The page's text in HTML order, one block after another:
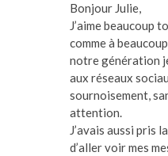
Bonjour Julie,
J’aime beaucoup
comme à
notre génération
aux réseaux
sournoisement,
attention.
J’avais aussi pris
d’aller voir mes